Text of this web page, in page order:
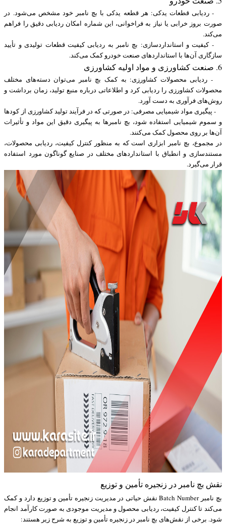
- ردیابی قطعات یدکی: هر قطعه یدکی با بچ نامبر خود مشخص می‌شود. در
صورت بروز خرابی یا نیاز به فراخوانی، این شماره امکان ردیابی دقیق را فراهم
می‌کند.
- کیفیت و استانداردسازی: بچ نامبر به ردیابی کیفیت قطعات تولیدی و تأیید
سازگاری آن‌ها با استانداردهای صنعت خودرو کمک می‌کند.
6. صنعت کشاورزی و مواد اولیه کشاورزی
- ردیابی محصولات کشاورزی: به کمک بچ نامبر می‌توان دسته‌های مختلف
محصولات کشاورزی را ردیابی کرد و اطلاعاتی درباره منبع تولید، زمان برداشت و
روش‌های فرآوری به دست آورد.
- پیگیری مواد شیمیایی مصرفی: در صورتی که در فرآیند تولید کشاورزی از کودها
و سموم شیمیایی استفاده شود، بچ نامبرها به پیگیری دقیق این مواد و تأثیرات
آن‌ها بر روی محصول کمک می‌کنند.
در مجموع، بچ نامبر ابزاری است که به منظور کنترل کیفیت، ردیابی محصولات،
مستندسازی و انطباق با استانداردهای مختلف در صنایع گوناگون مورد استفاده
قرار می‌گیرد.
نقش بچ نامبر در زنجیره تأمین و توزیع
بچ نامبر Batch Number نقش حیاتی در مدیریت زنجیره تأمین و توزیع دارد و کمک
می‌کند تا کنترل کیفیت، ردیابی محصول و مدیریت موجودی به صورت کارآمد انجام
شود. برخی از نقش‌های بچ نامبر در زنجیره تأمین و توزیع به شرح زیر هستند: